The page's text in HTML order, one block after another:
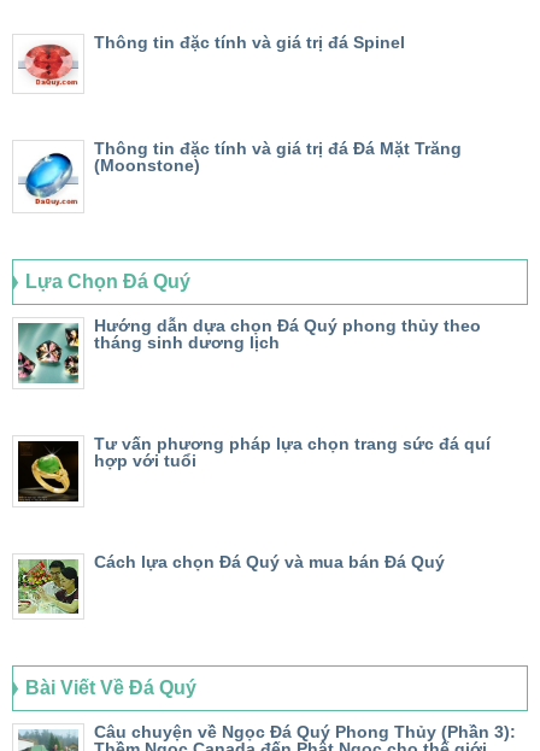
Thông tin đặc tính và giá trị đá Spinel
Thông tin đặc tính và giá trị đá Đá Mặt Trăng
(Moonstone)
Lựa Chọn Đá Quý
Hướng dẫn dựa chọn Đá Quý phong thủy theo
tháng sinh dương lịch
Tư vấn phương pháp lựa chọn trang sức đá quí
hợp với tuổi
Cách lựa chọn Đá Quý và mua bán Đá Quý
Bài Viết Về Đá Quý
Câu chuyện về Ngọc Đá Quý Phong Thủy (Phần 3):